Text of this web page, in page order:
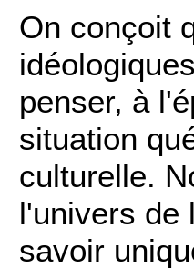
On conçoit
penser, à
situation
culturelle.
l'univers de
savoir